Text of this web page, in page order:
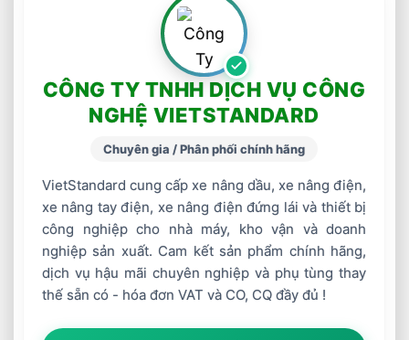
CÔNG TY TNHH DỊCH VỤ CÔNG
NGHỆ VIETSTANDARD
Chuyên gia / Phân phối chính hãng
VietStandard cung cấp xe nâng dầu, xe nâng điện,
xe nâng tay điện, xe nâng điện đứng lái và thiết bị
công nghiệp cho nhà máy, kho vận và doanh
nghiệp sản xuất. Cam kết sản phẩm chính hãng,
dịch vụ hậu mãi chuyên nghiệp và phụ tùng thay
thế sẵn có - hóa đơn VAT và CO, CQ đầy đủ !